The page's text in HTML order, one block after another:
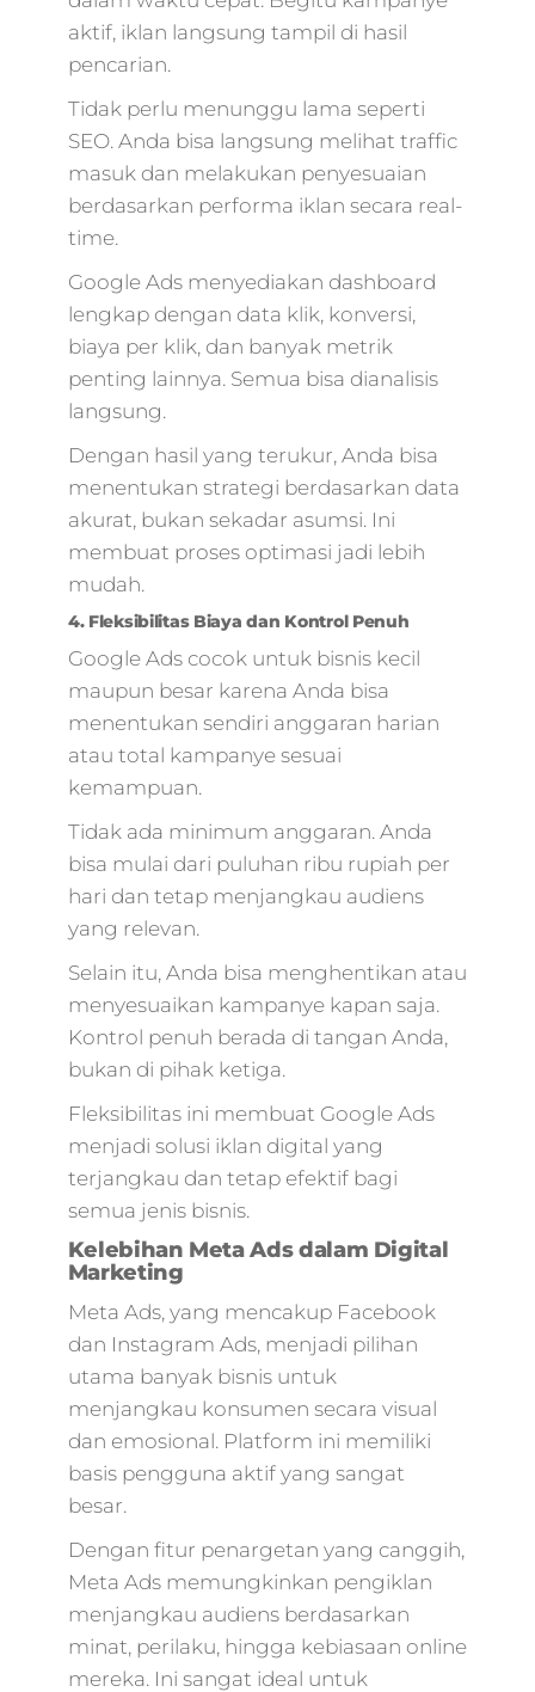
aktif, iklan langsung tampil di hasil
pencarian.
Tidak perlu menunggu lama seperti
SEO. Anda bisa langsung melihat traffic
masuk dan melakukan penyesuaian
berdasarkan performa iklan secara real-
time.
Google Ads menyediakan dashboard
lengkap dengan data klik, konversi,
biaya per klik, dan banyak metrik
penting lainnya. Semua bisa dianalisis
langsung.
Dengan hasil yang terukur, Anda bisa
menentukan strategi berdasarkan data
akurat, bukan sekadar asumsi. Ini
membuat proses optimasi jadi lebih
mudah.
4. Fleksibilitas Biaya dan Kontrol Penuh
Google Ads cocok untuk bisnis kecil
maupun besar karena Anda bisa
menentukan sendiri anggaran harian
atau total kampanye sesuai
kemampuan.
Tidak ada minimum anggaran. Anda
bisa mulai dari puluhan ribu rupiah per
hari dan tetap menjangkau audiens
yang relevan.
Selain itu, Anda bisa menghentikan atau
menyesuaikan kampanye kapan saja.
Kontrol penuh berada di tangan Anda,
bukan di pihak ketiga.
Fleksibilitas ini membuat Google Ads
menjadi solusi iklan digital yang
terjangkau dan tetap efektif bagi
semua jenis bisnis.
Kelebihan Meta Ads dalam Digital
Marketing
Meta Ads, yang mencakup Facebook
dan Instagram Ads, menjadi pilihan
utama banyak bisnis untuk
menjangkau konsumen secara visual
dan emosional. Platform ini memiliki
basis pengguna aktif yang sangat
besar.
Dengan fitur penargetan yang canggih,
Meta Ads memungkinkan pengiklan
menjangkau audiens berdasarkan
minat, perilaku, hingga kebiasaan online
mereka. Ini sangat ideal untuk